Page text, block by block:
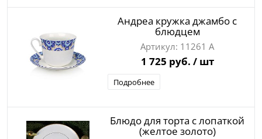
Андреа кружка джамбо с
блюдцем
11261 А
1 725 руб. / шт
Подробнее
Блюдо для торта с лопаткой
(желтое золото)